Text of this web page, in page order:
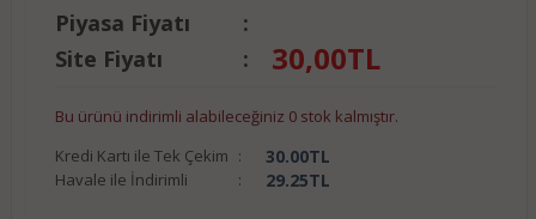
Piyasa Fiyatı
:
Site Fiyatı
: 30,00TL
Bu ürünü indirimli alabileceğiniz 0 stok kalmıştır.
Kredi Kartı ile Tek Çekim : 30.00TL
Havale ile İndirimli : 29.25TL